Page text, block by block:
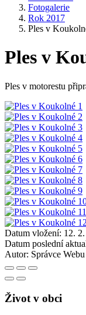
Fotogalerie
Rok 2017
Ples v
Ples v
Ples v motorestu
Datum vložení: 12.
Datum poslední
Autor: Správce Webu
Život v obci